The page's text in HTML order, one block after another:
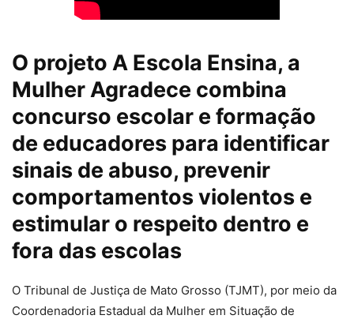
O projeto A Escola Ensina, a
Mulher Agradece combina
concurso escolar e formação
de educadores para identificar
sinais de abuso, prevenir
comportamentos violentos e
estimular o respeito dentro e
fora das escolas
O Tribunal de Justiça de Mato Grosso (TJMT), por meio da
Coordenadoria Estadual da Mulher em Situação de